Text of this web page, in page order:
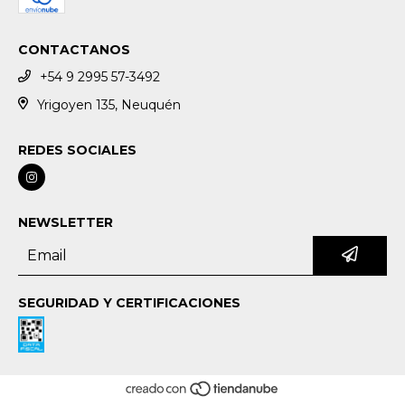
CONTACTANOS
+54 9 2995 57-3492
Yrigoyen 135, Neuquén
REDES SOCIALES
NEWSLETTER
SEGURIDAD Y CERTIFICACIONES